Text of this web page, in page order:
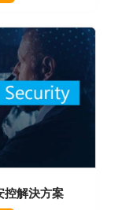
控解決方案